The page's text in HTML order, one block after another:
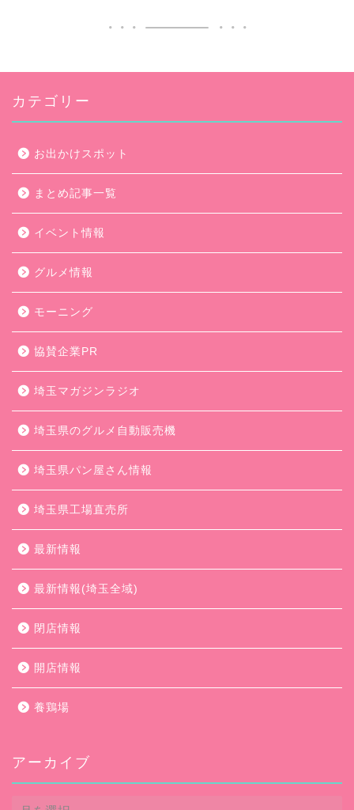
カテゴリー
お出かけスポット
まとめ記事一覧
イベント情報
グルメ情報
モーニング
協賛企業PR
埼玉マガジンラジオ
埼玉県のグルメ自動販売機
埼玉県パン屋さん情報
埼玉県工場直売所
最新情報
最新情報(埼玉全域)
閉店情報
開店情報
養鶏場
アーカイブ
ア